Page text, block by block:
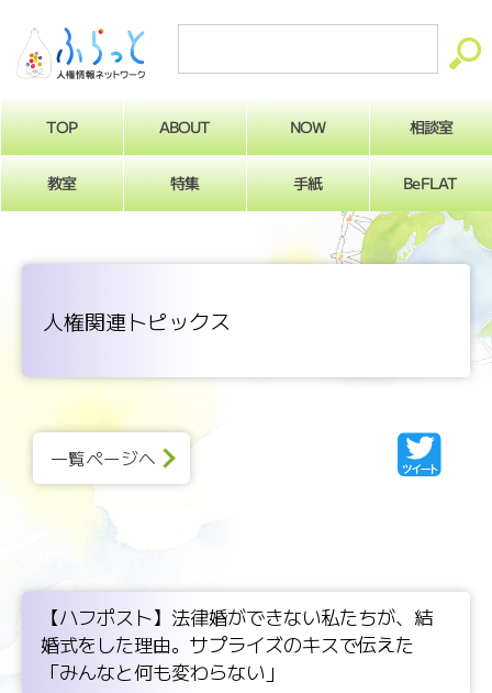
TOP ABOUT NOW 相談室
教室 特集 手紙 BeFLAT
人権関連トピックス
一覧ページへ
【ハフポスト】法律婚ができない私たちが、結
婚式をした理由。サプライズのキスで伝えた
「みんなと何も変わらない」